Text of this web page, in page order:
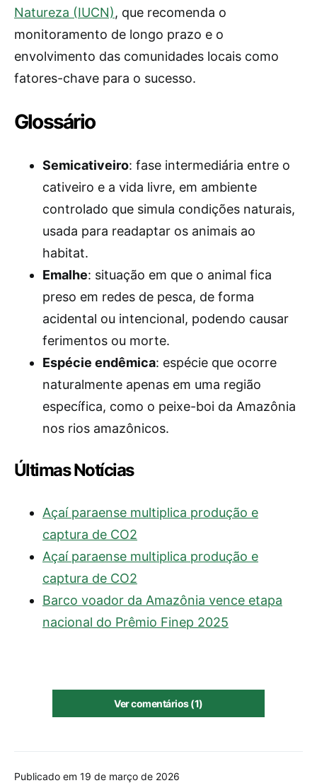
Publicado em 19 de março de 2026
Natureza (IUCN), que recomenda o
monitoramento de longo prazo e o
envolvimento das comunidades locais como
fatores-chave para o sucesso.
Glossário
Semicativeiro: fase intermediária entre o
cativeiro e a vida livre, em ambiente
controlado que simula condições naturais,
usada para readaptar os animais ao
habitat.
Emalhe: situação em que o animal fica
preso em redes de pesca, de forma
acidental ou intencional, podendo causar
ferimentos ou morte.
Espécie endêmica: espécie que ocorre
naturalmente apenas em uma região
específica, como o peixe-boi da Amazônia
nos rios amazônicos.
Últimas Notícias
Açaí paraense multiplica produção e
captura de CO2
Açaí paraense multiplica produção e
captura de CO2
Barco voador da Amazônia vence etapa
nacional do Prêmio Finep 2025
Ver comentários (1)